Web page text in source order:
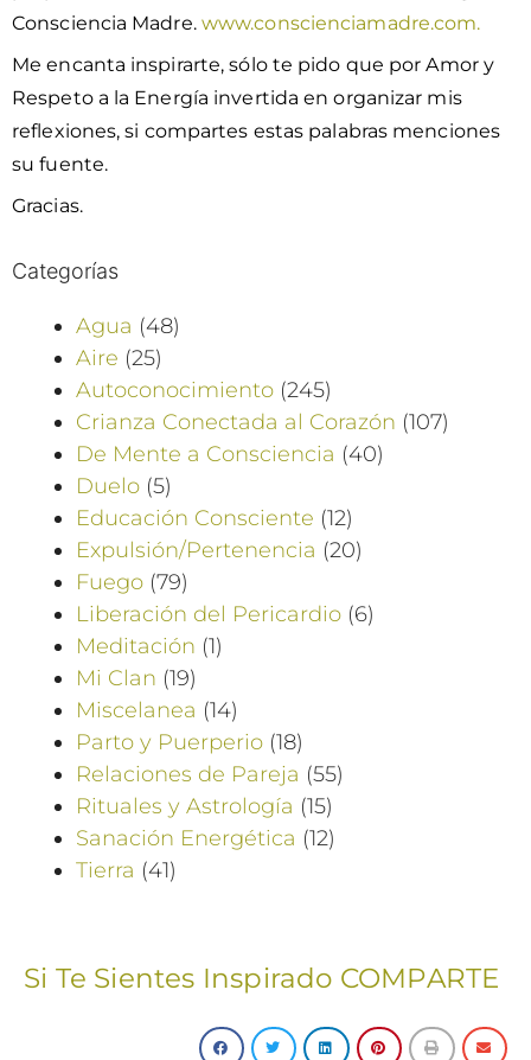
Consciencia Madre. www.conscienciamadre.com.
Me encanta inspirarte, sólo te pido que por Amor y
Respeto a la Energía invertida en organizar mis
reflexiones, si compartes estas palabras menciones
su fuente.
Gracias.
Categorías
Agua (48)
Aire (25)
Autoconocimiento (245)
Crianza Conectada al Corazón (107)
De Mente a Consciencia (40)
Duelo (5)
Educación Consciente (12)
Expulsión/Pertenencia (20)
Fuego (79)
Liberación del Pericardio (6)
Meditación (1)
Mi Clan (19)
Miscelanea (14)
Parto y Puerperio (18)
Relaciones de Pareja (55)
Rituales y Astrología (15)
Sanación Energética (12)
Tierra (41)
Si Te Sientes Inspirado COMPARTE